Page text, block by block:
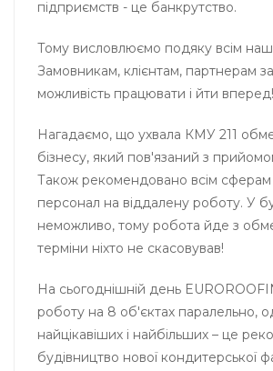
підприємств - це банкрутство.
Тому висловлюємо подяку всім
Замовникам, клієнтам, партнерам
можливість працювати і йти вперед!
Нагадаємо, що ухвала КМУ 211
бізнесу, який пов'язаний з
Також рекомендовано всім
персонал на віддалену роботу. У
неможливо, тому робота йде з
терміни ніхто не скасовував!
На сьогоднішній день
роботу на 8 об'єктах паралельно,
найцікавіших і найбільших – це
будівництво нової кондитерської